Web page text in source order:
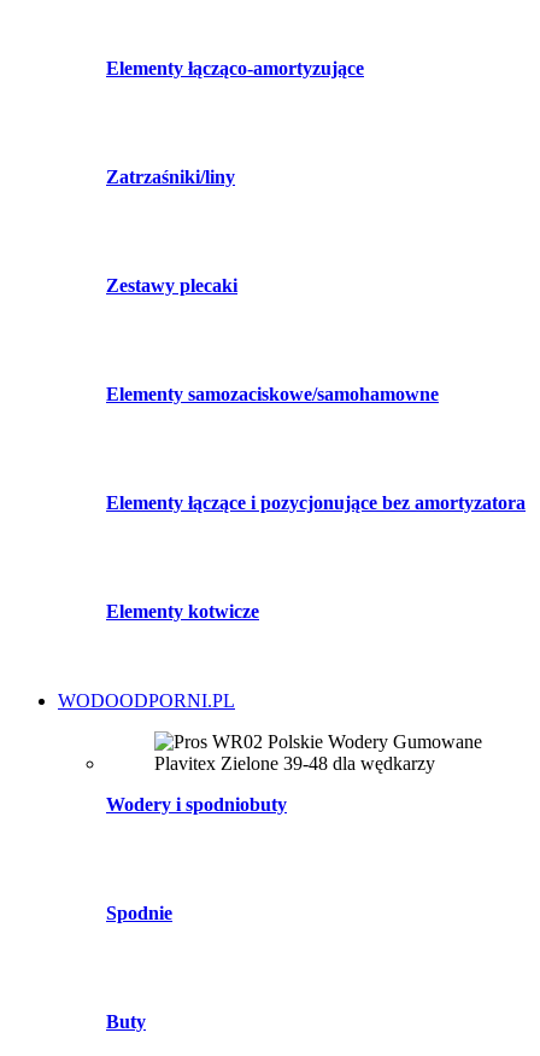
Elementy łącząco-amortyzujące
Zatrzaśniki/liny
Zestawy plecaki
Elementy samozaciskowe/samohamowne
Elementy łączące i pozycjonujące bez amortyzatora
Elementy kotwicze
WODOODPORNI.PL
Wodery i spodniobuty
Spodnie
Buty